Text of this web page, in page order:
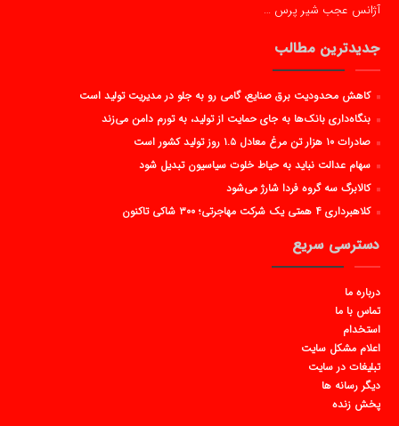
آژانس عجب شیر پرس …
جدیدترین مطالب
کاهش محدودیت برق صنایع، گامی رو به جلو در مدیریت تولید است
بنگاه‌داری بانک‌ها به جای حمایت از تولید، به تورم دامن می‌زند
صادرات ۱۰ هزار تن مرغ معادل ۱.۵ روز تولید کشور است
سهام عدالت نباید به حیاط خلوت سیاسیون تبدیل شود
کالابرگ سه گروه فردا شارژ می‌شود
کلاهبرداری ۴ همتی یک شرکت مهاجرتی؛ ۳۰۰ شاکی تاکنون
دسترسی سریع
درباره ما
تماس با ما
استخدام
اعلام مشکل سایت
تبلیغات در سایت
دیگر رسانه ها
پخش زنده